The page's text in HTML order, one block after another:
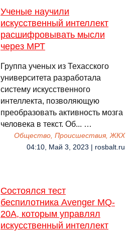
Ученые научили
искусственный интеллект
расшифровывать мысли
через МРТ
Группа ученых из Техасского
университета разработала
систему искусственного
интеллекта, позволяющую
преобразовать активность мозга
человека в текст. Об... …
Общество, Происшествия, ЖКХ
04:10, Май 3, 2023 | rosbalt.ru
Состоялся тест
беспилотника Avenger MQ-
20A, которым управлял
искусственный интеллект